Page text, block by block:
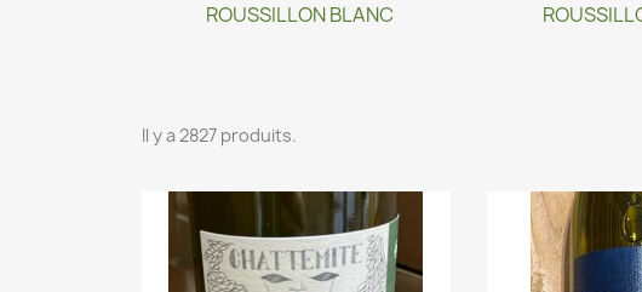
ROUSSILLON BLANC
Il y a 2827 produits.